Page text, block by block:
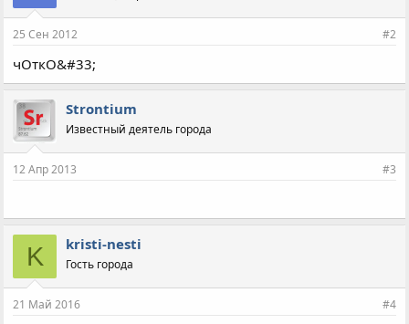
25 Сен 2012 #2
чОткО&#33;
Strontium
Известный деятель города
12 Апр 2013 #3
K kristi-nesti
Гость города
21 Май 2016 #4